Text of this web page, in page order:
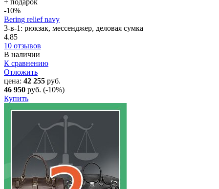
-10%
Bering relief navy
3-в-1: рюкзак, мессенджер, деловая сумка
4.85
10 отзывов
В наличии
К сравнению
Отложить
цена: 42 255 руб.
46 950 руб. (-10%)
Купить